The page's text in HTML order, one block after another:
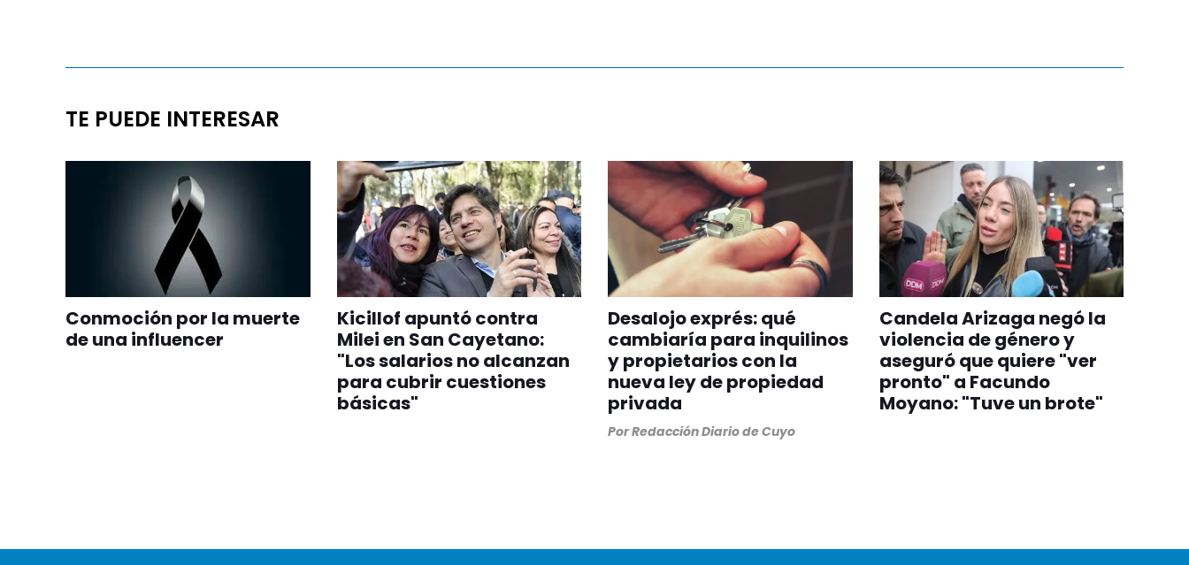
TE PUEDE INTERESAR
Conmoción por la muerte
de una influencer
Kicillof apuntó contra
Milei en San Cayetano:
"Los salarios no alcanzan
para cubrir cuestiones
básicas"
Desalojo exprés: qué
cambiaría para inquilinos
y propietarios con la
nueva ley de propiedad
privada
PorRedacción Diario de Cuyo
Candela Arizaga negó la
violencia de género y
aseguró que quiere "ver
pronto" a Facundo
Moyano: "Tuve un brote"